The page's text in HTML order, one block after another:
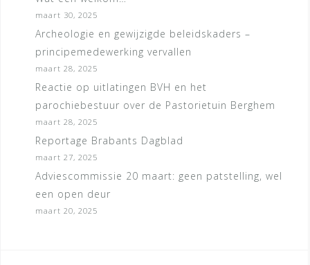
maart 30, 2025
Archeologie en gewijzigde beleidskaders –
principemedewerking vervallen
maart 28, 2025
Reactie op uitlatingen BVH en het
parochiebestuur over de Pastorietuin Berghem
maart 28, 2025
Reportage Brabants Dagblad
maart 27, 2025
Adviescommissie 20 maart: geen patstelling, wel
een open deur
maart 20, 2025